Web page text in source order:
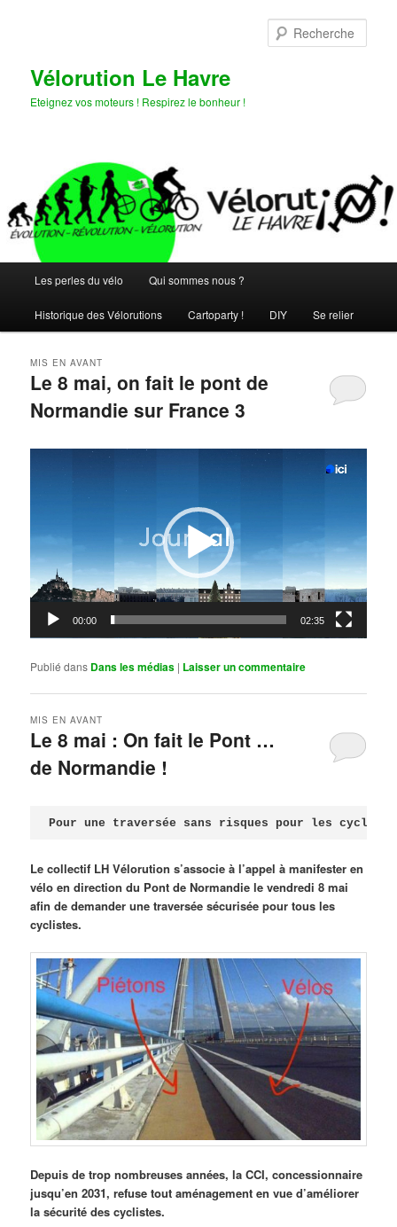
Vélorution Le Havre
Eteignez vos moteurs ! Respirez le bonheur !
principal
Les perles du vélo Qui sommes nous ?
Historique des Vélorutions Cartoparty ! DIY Se relier
Le 8 mai, on fait le pont de
Normandie sur France 3
MIS EN AVANT
00:00 02:35
Publié dans Dans les médias | Laisser un commentaire
Le 8 mai : On fait le Pont …
de Normandie !
MIS EN AVANT
Pour une traversée sans risques pour les
Le collectif LH Vélorution s’associe à l’appel à manifester en
vélo en direction du Pont de Normandie le vendredi 8 mai
afin de demander une traversée sécurisée pour tous les
cyclistes.
Depuis de trop nombreuses années, la CCI, concessionnaire
jusqu’en 2031, refuse tout aménagement en vue d’améliorer
la sécurité des cyclistes.